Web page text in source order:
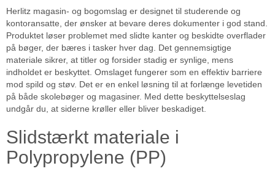
Herlitz magasin- og bogomslag er designet til studerende og
kontoransatte, der ønsker at bevare deres dokumenter i god stand.
Produktet løser problemet med slidte kanter og beskidte overflader
på bøger, der bæres i tasker hver dag. Det gennemsigtige
materiale sikrer, at titler og forsider stadig er synlige, mens
indholdet er beskyttet. Omslaget fungerer som en effektiv barriere
mod spild og støv. Det er en enkel løsning til at forlænge levetiden
på både skolebøger og magasiner. Med dette beskyttelseslag
undgår du, at siderne krøller eller bliver beskadiget.
Slidstærkt materiale i
Polypropylene (PP)